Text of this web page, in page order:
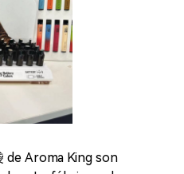
de Aroma King son